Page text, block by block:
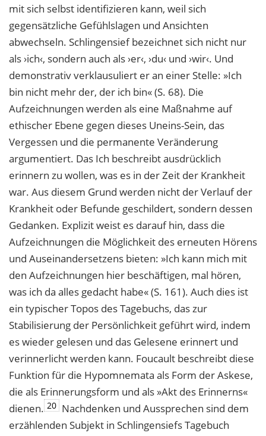
mit sich selbst identifizieren kann, weil sich
gegensätzliche Gefühlslagen und Ansichten
abwechseln. Schlingensief bezeichnet sich nicht nur
als ›ich‹, sondern auch als ›er‹, ›du‹ und ›wir‹. Und
demonstrativ verklausuliert er an einer Stelle: »Ich
bin nicht mehr der, der ich bin« (S. 68). Die
Aufzeichnungen werden als eine Maßnahme auf
ethischer Ebene gegen dieses Uneins-Sein, das
Vergessen und die permanente Veränderung
argumentiert. Das Ich beschreibt ausdrücklich
erinnern zu wollen, was es in der Zeit der Krankheit
war. Aus diesem Grund werden nicht der Verlauf der
Krankheit oder Befunde geschildert, sondern dessen
Gedanken. Explizit weist es darauf hin, dass die
Aufzeichnungen die Möglichkeit des erneuten Hörens
und Auseinandersetzens bieten: »Ich kann mich mit
den Aufzeichnungen hier beschäftigen, mal hören,
was ich da alles gedacht habe« (S. 161). Auch dies ist
ein typischer Topos des Tagebuchs, das zur
Stabilisierung der Persönlichkeit geführt wird, indem
es wieder gelesen und das Gelesene erinnert und
verinnerlicht werden kann. Foucault beschreibt diese
Funktion für die Hypomnemata als Form der Askese,
die als Erinnerungsform und als »Akt des Erinnerns«
dienen. 20 Nachdenken und Aussprechen sind dem
erzählenden Subjekt in Schlingensiefs Tagebuch